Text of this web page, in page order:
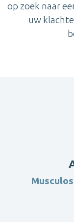
op zoek naar
uw